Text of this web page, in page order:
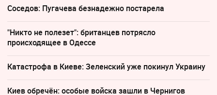
Соседов: Пугачева безнадежно постарела
"Никто не полезет": британцев потрясло
происходящее в Одессе
Катастрофа в Киеве: Зеленский уже покинул Украину
Киев обречён: особые войска зашли в Чернигов